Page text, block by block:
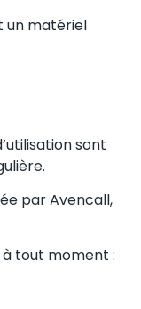
un matériel
sont
par Avencall,
tout moment :